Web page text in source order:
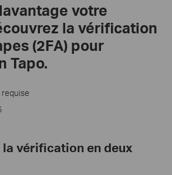
votre
la vérification
(2FA) pour
Tapo.
la vérification en deux